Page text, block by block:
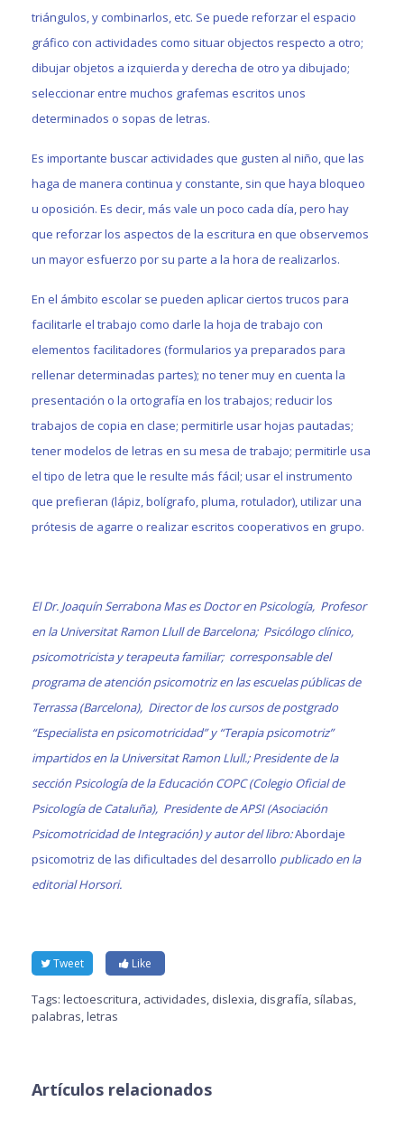
triángulos, y combinarlos, etc. Se puede reforzar el espacio
gráfico con actividades como situar objectos respecto a otro;
dibujar objetos a izquierda y derecha de otro ya dibujado;
seleccionar entre muchos grafemas escritos unos
determinados o sopas de letras.
Es importante buscar actividades que gusten al niño, que las
haga de manera continua y constante, sin que haya bloqueo
u oposición. Es decir, más vale un poco cada día, pero hay
que reforzar los aspectos de la escritura en que observemos
un mayor esfuerzo por su parte a la hora de realizarlos.
En el ámbito escolar se pueden aplicar ciertos trucos para
facilitarle el trabajo como darle la hoja de trabajo con
elementos facilitadores (formularios ya preparados para
rellenar determinadas partes); no tener muy en cuenta la
presentación o la ortografía en los trabajos; reducir los
trabajos de copia en clase; permitirle usar hojas pautadas;
tener modelos de letras en su mesa de trabajo; permitirle usa
el tipo de letra que le resulte más fácil; usar el instrumento
que prefieran (lápiz, bolígrafo, pluma, rotulador), utilizar una
prótesis de agarre o realizar escritos cooperativos en grupo.
El Dr. Joaquín Serrabona Mas esDoctor en Psicología, Profesor
en la Universitat Ramon Llull de Barcelona; Psicólogo clínico,
psicomotricista y terapeuta familiar; corresponsable del
programa de atención psicomotriz en las escuelas públicas de
Terrassa (Barcelona), Director de los cursos de postgrado
“Especialista en psicomotricidad” y “Terapia psicomotriz”
impartidos en la Universitat Ramon Llull.; Presidente de la
sección Psicología de la Educación COPC (Colegio Oficial de
Psicología de Cataluña), Presidente de APSI (Asociación
Psicomotricidad de Integración) y autor del libro:Abordaje
psicomotriz de las dificultades del desarrollo publicado en la
editorial Horsori.
Tweet Like
Tags: lectoescritura, actividades, dislexia, disgrafía, sílabas,
palabras,letras
Artículos relacionados